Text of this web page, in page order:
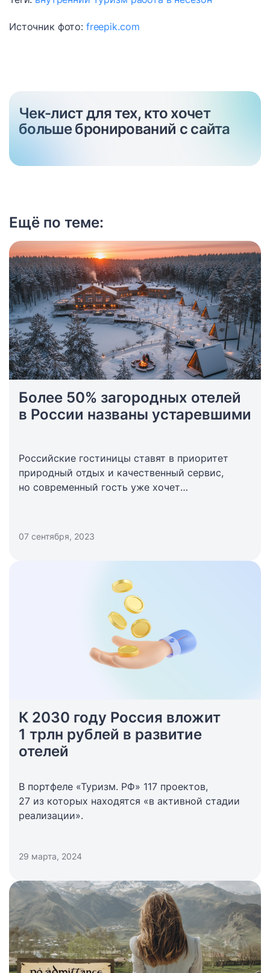
Источник фото: freepik.com
Чек-лист для тех, кто хочет
больше бронирований с сайта
Ещё по теме:
Более 50% загородных отелей
в России названы устаревшими
Российские гостиницы ставят в приоритет
природный отдых и качественный сервис,
но современный гость уже хочет
и атмосфера.
07 сентября, 2023
К 2030 году Россия вложит
1 трлн рублей в развитие
отелей
В портфеле «Туризм. РФ» 117 проектов,
27 из которых находятся «в активной стадии
реализации».
29 марта, 2024